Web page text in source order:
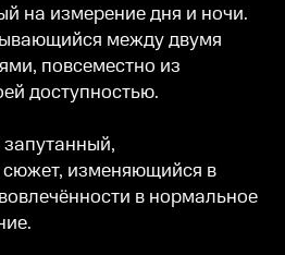
на измерение дня и ночи.
между двумя
повсеместно из
доступностью.
изменяющийся в
в нормальное